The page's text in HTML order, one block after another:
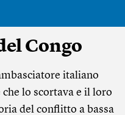
Congo
italiano
lo scortava e il loro
del conflitto a bassa